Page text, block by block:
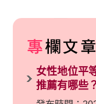
女性地位平
推薦有哪些？